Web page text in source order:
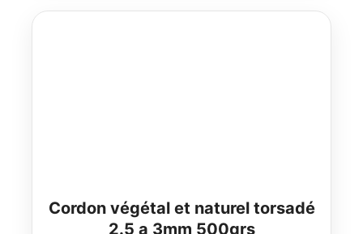
Cordon végétal et naturel torsadé
2.5 a 3mm 500grs